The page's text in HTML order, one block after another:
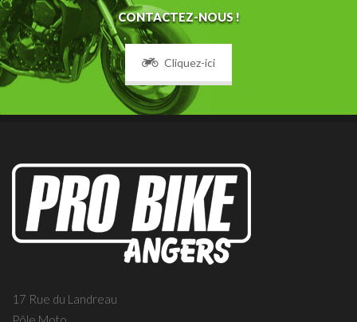
CONTACTEZ-NOUS !
Cliquez-ici
17 Rue du Landreau